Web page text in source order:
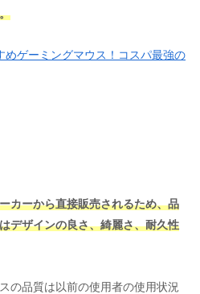
めゲーミングマウス！コスパ最強の
カーから直接販売されるため、品
デザインの良さ、綺麗さ、耐久性
の品質は以前の使用者の使用状況